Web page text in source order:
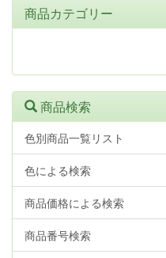
商品カテゴリー
商品検索
色別商品一覧リスト
色による検索
商品価格による検索
商品番号検索